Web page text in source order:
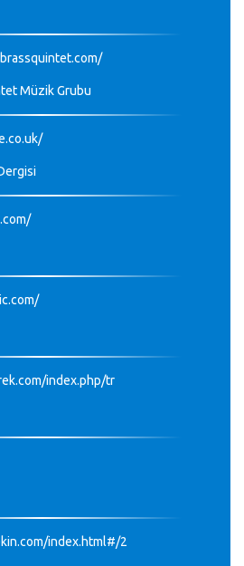
Müzik Grubu
index.php/tr
index.html#/2